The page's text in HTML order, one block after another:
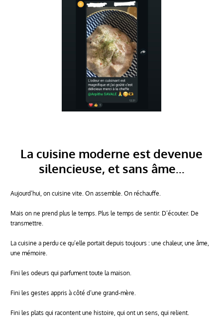
La cuisine moderne est devenue
silencieuse, et sans âme...
Aujourd’hui, on cuisine vite. On assemble. On réchauffe.
Mais on ne prend plus le temps. Plus le temps de sentir. D’écouter. De
transmettre.
La cuisine a perdu ce qu’elle portait depuis toujours : une chaleur, une âme,
une mémoire.
Fini les odeurs qui parfument toute la maison.
Fini les gestes appris à côté d’une grand-mère.
Fini les plats qui racontent une histoire, qui ont un sens, qui relient.